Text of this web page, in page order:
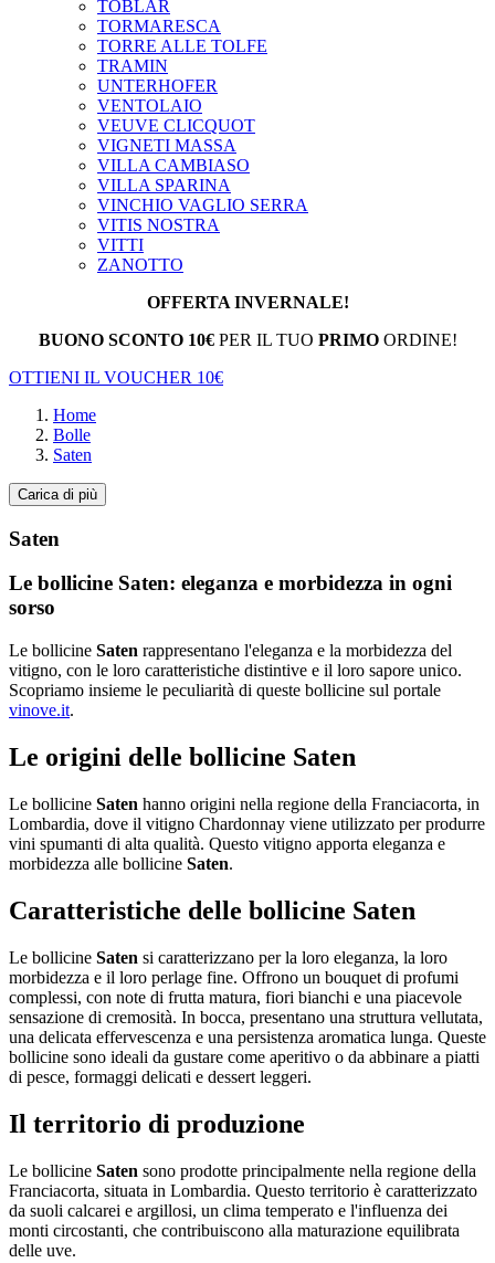
TOBLAR
TORMARESCA
TORRE ALLE TOLFE
TRAMIN
UNTERHOFER
VENTOLAIO
VEUVE CLICQUOT
VIGNETI MASSA
VILLA CAMBIASO
VILLA SPARINA
VINCHIO VAGLIO SERRA
VITIS NOSTRA
VITTI
ZANOTTO
OFFERTA INVERNALE!
BUONO SCONTO 10€ PER IL TUO PRIMOORDINE!
OTTIENI IL VOUCHER 10€
Home
Bolle
Saten
Prezzo
€ €
In sconto
In sconto
Serata romantica
Tag
Chicche
Esclusiva
Preferiti
Visualizza i prodotti a
Carica di più
Saten
Le bollicine Saten: eleganza e morbidezza in ogni
sorso
Le bollicine Saten rappresentano l'eleganza e la morbidezza del
vitigno, con le loro caratteristiche distintive e il loro sapore unico.
Scopriamo insieme le peculiarità di queste bollicine sul portale
vinove.it.
Le origini delle bollicine Saten
Le bollicine Saten hanno origini nella regione della Franciacorta, in
Lombardia, dove il vitigno Chardonnay viene utilizzato per produrre
vini spumanti di alta qualità. Questo vitigno apporta eleganza e
morbidezza alle bollicine Saten.
Caratteristiche delle bollicine Saten
Le bollicine Saten si caratterizzano per la loro eleganza, la loro
morbidezza e il loro perlage fine. Offrono un bouquet di profumi
complessi, con note di frutta matura, fiori bianchi e una piacevole
sensazione di cremosità. In bocca, presentano una struttura vellutata,
una delicata effervescenza e una persistenza aromatica lunga. Queste
bollicine sono ideali da gustare come aperitivo o da abbinare a piatti
di pesce, formaggi delicati e dessert leggeri.
Il territorio di produzione
Le bollicine Saten sono prodotte principalmente nella regione della
Franciacorta, situata in Lombardia. Questo territorio è caratterizzato
da suoli calcarei e argillosi, un clima temperato e l'influenza dei
monti circostanti, che contribuiscono alla maturazione equilibrata
delle uve.